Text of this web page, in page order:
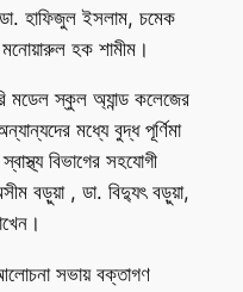
হাফিজুল ইসলাম, চমেক
হক শামীম।
মডেল স্কুল অ্যান্ড কলেজের
মধ্যে বুদ্ধ পূর্ণিমা
বিভাগের সহযোগী
বড়ুয়া , ডা. বিদ্যুৎ বড়ুয়া,
আলোচনা সভায় বক্তাগণ